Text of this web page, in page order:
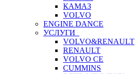
КАМАЗ
VOLVO
ENGINE DANCE
УСЛУГИ
VOLVO&RENAULT
RENAULT
VOLVO CE
CUMMINS